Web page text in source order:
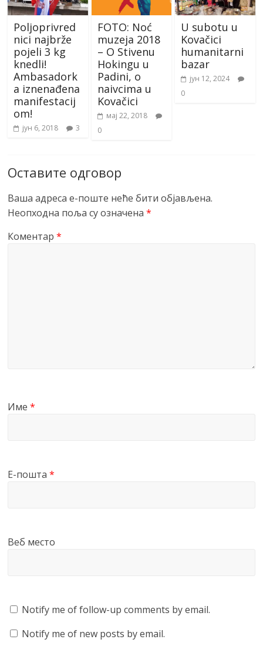
Poljoprivred
nici najbrže
pojeli 3 kg
knedli!
Ambasadork
a iznenađena
manifestacij
om!
јун 6, 2018 3
FOTO: Noć
muzeja 2018
– O Stivenu
Hokingu u
Padini, o
naivcima u
Kovačici
мај 22, 2018
0
U subotu u
Kovačici
humanitarni
bazar
јун 12, 2024
0
Оставите одговор
Ваша адреса е-поште неће бити објављена.
Неопходна поља су означена*
Коментар*
Име*
Е-пошта*
Веб место
Notify me of follow-up comments by email.
Notify me of new posts by email.